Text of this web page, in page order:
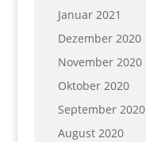
Januar 2021
Dezember 2020
November 2020
Oktober 2020
September 2020
August 2020